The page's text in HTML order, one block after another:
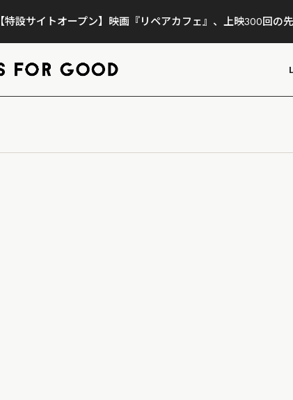
【特設サイトオープン】映画『リペアカフェ』、上映300回の